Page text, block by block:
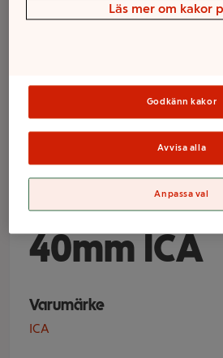
Avloppssil
40mm ICA
Varumärke
ICA
Läs mer om kakor
Godkänn kakor
Avvisa alla
Anpassa val